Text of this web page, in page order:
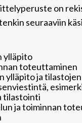
on
seuraaviin
ylläpito
toteuttaminen
ylläpito ja
tilastointi
ja toiminnan